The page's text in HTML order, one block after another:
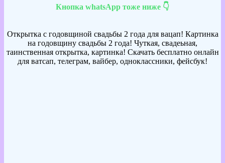
Кнопка whatsApp тоже ниже 👇
Открытка с годовщиной свадьбы 2 года для вацап! Картинка
на годовщину свадьбы 2 года! Чуткая, свадеьная,
таинственная открытка, картинка! Скачать бесплатно онлайн
для ватсап, телеграм, вайбер, одноклассники, фейсбук!